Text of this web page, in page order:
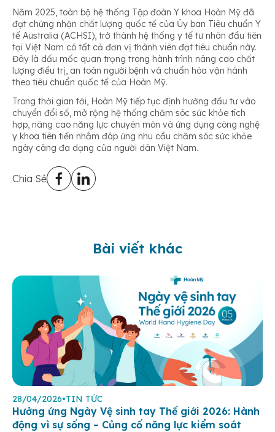
Năm 2025, toàn bộ hệ thống Tập đoàn Y khoa Hoàn Mỹ đã
đạt chứng nhận chất lượng quốc tế của Ủy ban Tiêu chuẩn Y
tế Australia (ACHSI), trở thành hệ thống y tế tư nhân đầu tiên
tại Việt Nam có tất cả đơn vị thành viên đạt tiêu chuẩn này.
Đây là dấu mốc quan trọng trong hành trình nâng cao chất
lượng điều trị, an toàn người bệnh và chuẩn hóa vận hành
theo tiêu chuẩn quốc tế của Hoàn Mỹ.
Trong thời gian tới, Hoàn Mỹ tiếp tục định hướng đầu tư vào
chuyển đổi số, mở rộng hệ thống chăm sóc sức khỏe tích
hợp, nâng cao năng lực chuyên môn và ứng dụng công nghệ
y khoa tiên tiến nhằm đáp ứng nhu cầu chăm sóc sức khỏe
ngày càng đa dạng của người dân Việt Nam.
Chia Sẻ
Bài viết khác
28/04/2026•TIN TỨC
Hưởng ứng Ngày Vệ sinh tay Thế giới 2026: Hành
động vì sự sống – Củng cố năng lực kiểm soát